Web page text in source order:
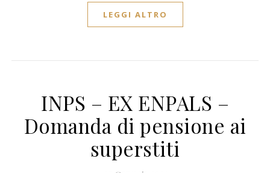
LEGGI ALTRO
INPS – EX ENPALS –
Domanda di pensione ai
superstiti